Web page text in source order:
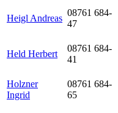
Heigl Andreas
08761 684-
47
Held Herbert
08761 684-
41
Holzner
Ingrid
08761 684-
65